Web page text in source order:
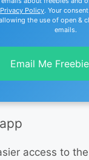
Privacy Policy. Your
the use of open &
emails.
Email Me
access to